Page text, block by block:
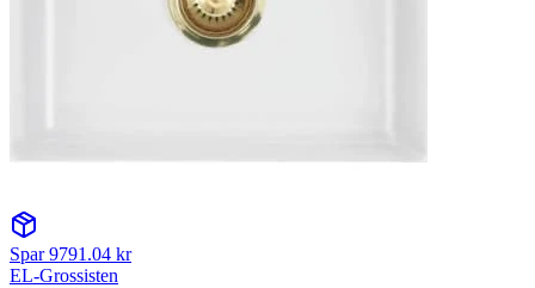
Spar9791.04 kr
EL-Grossisten